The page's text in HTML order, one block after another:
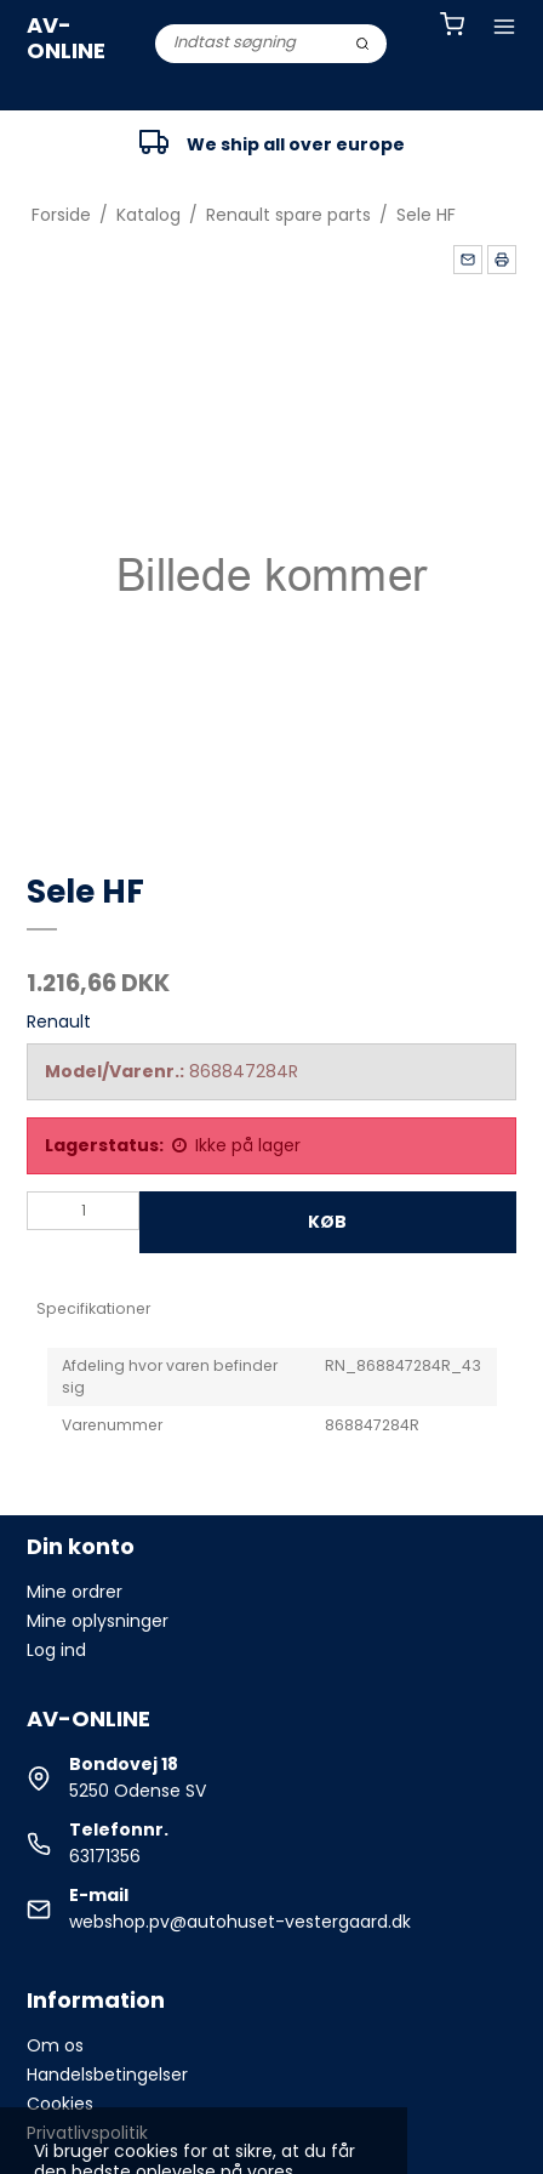
Vi bruger cookies for at sikre, at du får
AV-
ONLINE
We ship all over europe
Forside / Katalog / Renault spare parts / Sele HF
Sele HF
1.216,66 DKK
Renault
Model/Varenr.: 868847284R
Lagerstatus: Ikke på lager
KØB
Specifikationer
Afdeling hvor varen befinder
sig
RN_868847284R_43
Varenummer 868847284R
Din konto
Mine ordrer
Mine oplysninger
Log ind
AV-ONLINE
Bondovej 18
5250 Odense SV
Telefonnr.
63171356
E-mail
webshop.pv@autohuset-vestergaard.dk
Information
Om os
Handelsbetingelser
Cookies
Privatlivspolitik